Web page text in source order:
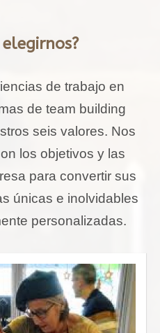
de trabajo en
de team building
seis valores. Nos
los objetivos y las
para convertir sus
únicas e inolvidables
personalizadas.